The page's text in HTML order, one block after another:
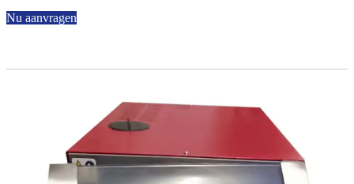
Nu aanvragen